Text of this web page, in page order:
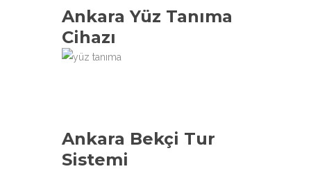
Ankara Yüz Tanıma
Cihazı
Ankara Bekçi Tur
Sistemi